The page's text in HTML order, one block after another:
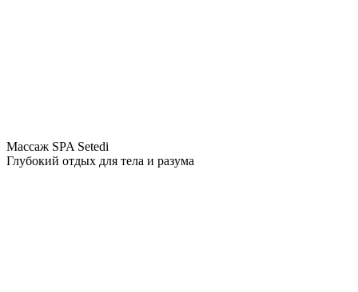
Массаж SPA Setedi
Глубокий отдых для тела и разума